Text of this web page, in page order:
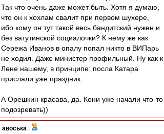
Так что очень даже может быть. Хотя я думаю,
что он к хохлам свалит при первом шухере,
ибо кому он тут такой весь бандитский нужен и
без ватутинской социалочки? К нему же как
Сережа Иванов в опалу попал никто в ВИПарь
не ходил. Даже министер профильный. Ну как к
Лене нашему, в принципе: посла Катара
прислали уже праздник.
А Орешкин красава, да. Кони уже начали что-то
подозревать))
авоська -